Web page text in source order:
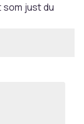
just du